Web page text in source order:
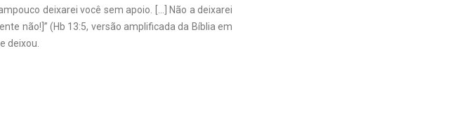
deixarei você sem apoio. […] Não a deixarei
não!]” (Hb 13:5, versão amplificada da Bíblia em
deixou.